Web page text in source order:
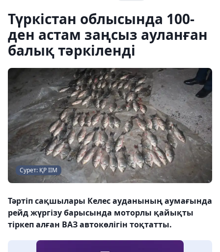
Түркістан облысында 100-
ден астам заңсыз ауланған
балық тәркіленді
Сурет: ҚР ІІМ
Тәртіп сақшылары Келес ауданының аумағында
рейд жүргізу барысында моторлы қайықты
тіркеп алған ВАЗ автокөлігін тоқтатты.